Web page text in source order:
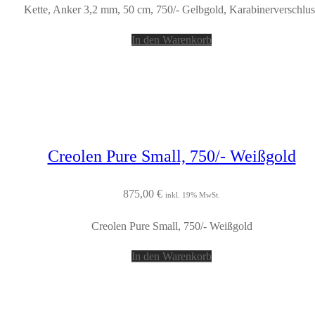
Kette, Anker 3,2 mm, 50 cm, 750/- Gelbgold,
In den Warenkorb
Creolen Pure Small, 750/- Weißgold
875,00 € inkl. 19% MwSt.
Creolen Pure Small, 750/- Weißgold
In den Warenkorb